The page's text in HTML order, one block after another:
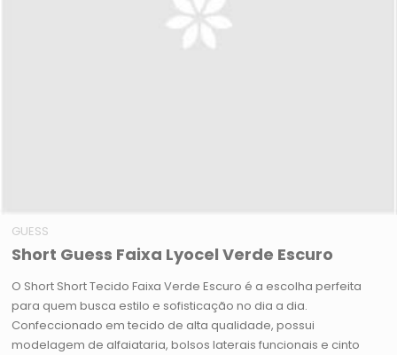
GUESS
Short Guess Faixa Lyocel Verde Escuro
O Short Short Tecido Faixa Verde Escuro é a escolha perfeita
para quem busca estilo e sofisticação no dia a dia.
Confeccionado em tecido de alta qualidade, possui
modelagem de alfaiataria, bolsos laterais funcionais e cinto